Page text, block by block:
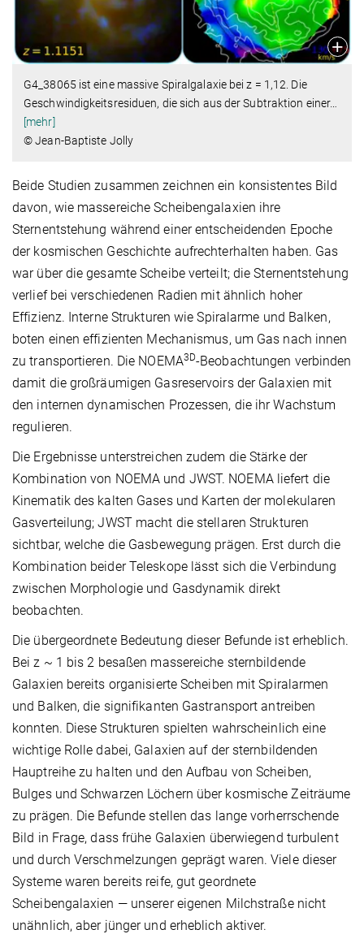
G4_38065 ist eine massive Spiralgalaxie bei z = 1,12. Die
Geschwindigkeitsresiduen, die sich aus der Subtraktion einer…
[mehr]
© Jean-Baptiste Jolly
Beide Studien zusammen zeichnen ein konsistentes Bild
davon, wie massereiche Scheibengalaxien ihre
Sternentstehung während einer entscheidenden Epoche
der kosmischen Geschichte aufrechterhalten haben. Gas
war über die gesamte Scheibe verteilt; die Sternentstehung
verlief bei verschiedenen Radien mit ähnlich hoher
Effizienz. Interne Strukturen wie Spiralarme und Balken,
boten einen effizienten Mechanismus, um Gas nach innen
zu transportieren. Die NOEMA3D-Beobachtungen verbinden
damit die großräumigen Gasreservoirs der Galaxien mit
den internen dynamischen Prozessen, die ihr Wachstum
regulieren.
Die Ergebnisse unterstreichen zudem die Stärke der
Kombination von NOEMA und JWST. NOEMA liefert die
Kinematik des kalten Gases und Karten der molekularen
Gasverteilung; JWST macht die stellaren Strukturen
sichtbar, welche die Gasbewegung prägen. Erst durch die
Kombination beider Teleskope lässt sich die Verbindung
zwischen Morphologie und Gasdynamik direkt
beobachten.
Die übergeordnete Bedeutung dieser Befunde ist erheblich.
Bei z ~ 1 bis 2 besaßen massereiche sternbildende
Galaxien bereits organisierte Scheiben mit Spiralarmen
und Balken, die signifikanten Gastransport antreiben
konnten. Diese Strukturen spielten wahrscheinlich eine
wichtige Rolle dabei, Galaxien auf der sternbildenden
Hauptreihe zu halten und den Aufbau von Scheiben,
Bulges und Schwarzen Löchern über kosmische Zeiträume
zu prägen. Die Befunde stellen das lange vorherrschende
Bild in Frage, dass frühe Galaxien überwiegend turbulent
und durch Verschmelzungen geprägt waren. Viele dieser
Systeme waren bereits reife, gut geordnete
Scheibengalaxien — unserer eigenen Milchstraße nicht
unähnlich, aber jünger und erheblich aktiver.